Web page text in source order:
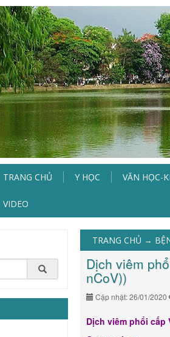
TRANG CHỦ Y HỌC VĂN HỌC-
VIDEO
TRANG CHỦ →
Dịch viêm
nCoV))
Cập nhật: 26/01/2020
Dịch viêm phổi cấp